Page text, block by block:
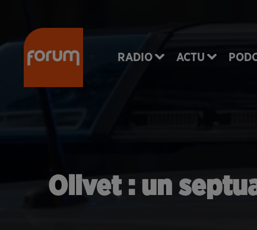
RADIO ACTU
Olivet : un